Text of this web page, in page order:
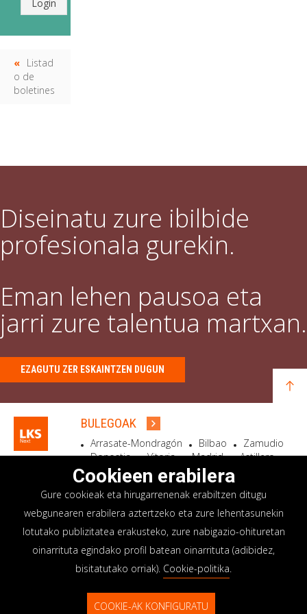
Login
Listad
o de
boletines
Diseinatu zure ibilbide
profesionala gurekin.
Eman lehen pausoa eta
jarri zure talentua martxan.
EZAGUTU ZER ESKAINTZEN DUGUN
BULEGOAK
Arrasate-Mondragón Bilbao
Zamudio
Donostia
Vitoria Madrid
Astillero
Bidart
EGOITZA SOZIALA
Goiru, 7 Arrasate-Mondragón
CP 20500 GIPUZKOA – SPAIN
+34 900 84 14 14
info@lksnext.com
Cookieen erabilera
Gure cookieak eta hirugarrenenak erabiltzen ditugu
webgunearen erabilera aztertzeko eta zure lehentasunekin
lotutako publizitatea erakusteko, zure nabigazio-ohituretan
oinarrituta egindako profil batean oinarrituta (adibidez,
bisitatutako orriak). Cookie-politika.
COOKIE-AK KONFIGURATU